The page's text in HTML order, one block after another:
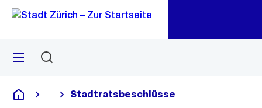
Navigation
Sprunglink
Menü
Deutsch
Blende alle Breadcrumbs ein
Stadtratsbeschlüsse